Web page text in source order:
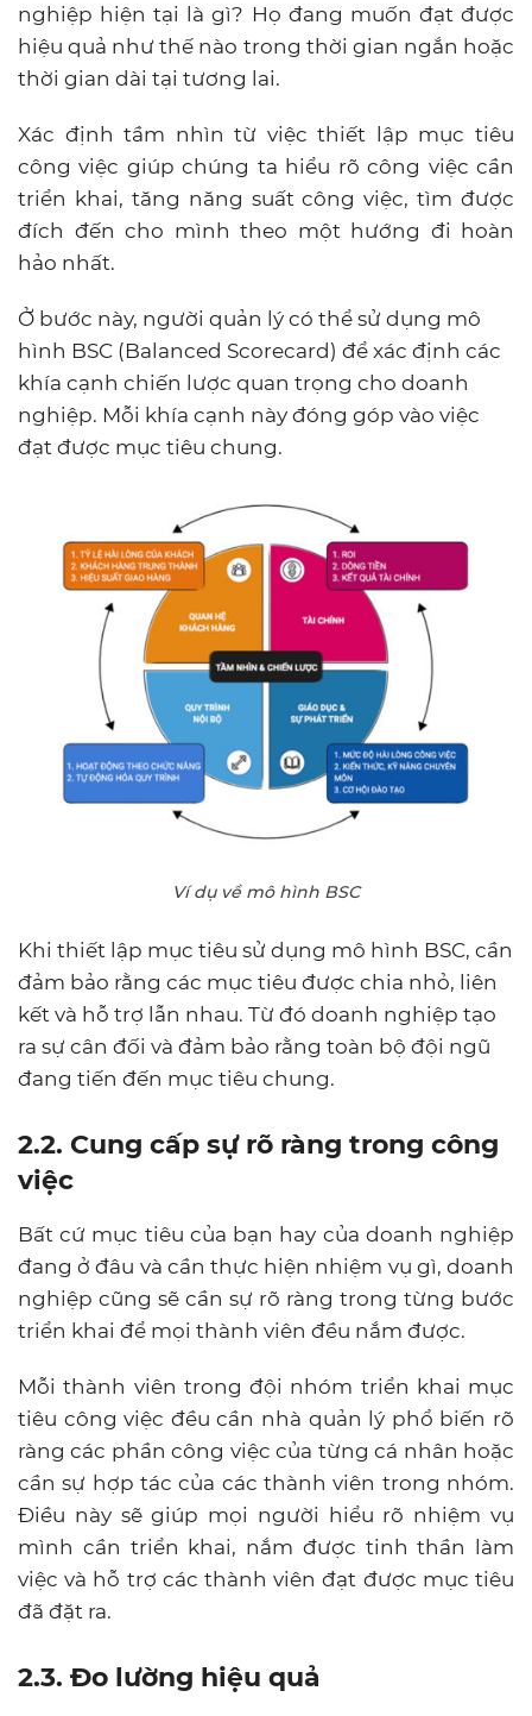
nghiệp hiện tại là gì? Họ đang muốn đạt được
hiệu quả như thế nào trong thời gian ngắn hoặc
thời gian dài tại tương lai.
Xác định tầm nhìn từ việc thiết lập mục tiêu
công việc giúp chúng ta hiểu rõ công việc cần
triển khai, tăng năng suất công việc, tìm được
đích đến cho mình theo một hướng đi hoàn
hảo nhất.
Ở bước này, người quản lý có thể sử dụng mô
hình BSC (Balanced Scorecard) để xác định các
khía cạnh chiến lược quan trọng cho doanh
nghiệp. Mỗi khía cạnh này đóng góp vào việc
đạt được mục tiêu chung.
Ví dụ về mô hình BSC
Khi thiết lập mục tiêu sử dụng mô hình BSC, cần
đảm bảo rằng các mục tiêu được chia nhỏ, liên
kết và hỗ trợ lẫn nhau. Từ đó doanh nghiệp tạo
ra sự cân đối và đảm bảo rằng toàn bộ đội ngũ
đang tiến đến mục tiêu chung.
2.2. Cung cấp sự rõ ràng trong công
việc
Bất cứ mục tiêu của bạn hay của doanh nghiệp
đang ở đâu và cần thực hiện nhiệm vụ gì, doanh
nghiệp cũng sẽ cần sự rõ ràng trong từng bước
triển khai để mọi thành viên đều nắm được.
Mỗi thành viên trong đội nhóm triển khai mục
tiêu công việc đều cần nhà quản lý phổ biến rõ
ràng các phần công việc của từng cá nhân hoặc
cần sự hợp tác của các thành viên trong nhóm.
Điều này sẽ giúp mọi người hiểu rõ nhiệm vụ
mình cần triển khai, nắm được tinh thần làm
việc và hỗ trợ các thành viên đạt được mục tiêu
đã đặt ra.
2.3. Đo lường hiệu quả